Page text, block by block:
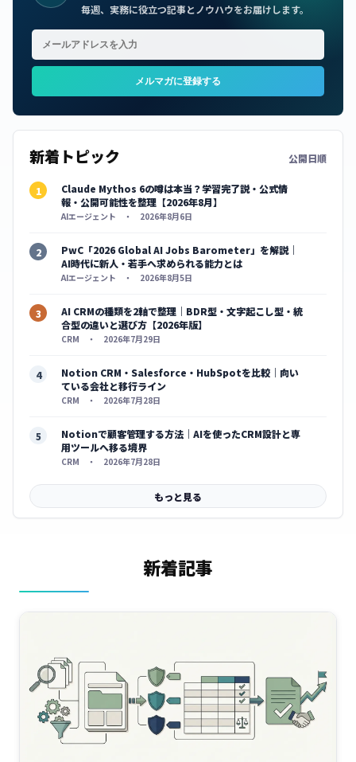
毎週、実務に役立つ記事とノウハウをお届けします。
メルマガに登録する
新着トピック 公開日順
Claude Mythos 6の噂は本当？学習完了説・公式情
報・公開可能性を整理【2026年8月】
AIエージェント ・ 2026年8月6日
PwC「2026 Global AI Jobs Barometer」を解説｜
AI時代に新人・若手へ求められる能力とは
AIエージェント ・ 2026年8月5日
AI CRMの種類を2軸で整理｜BDR型・文字起こし型・統
合型の違いと選び方【2026年版】
CRM ・ 2026年7月29日
Notion CRM・Salesforce・HubSpotを比較｜向い
ている会社と移行ライン
CRM ・ 2026年7月28日
Notionで顧客管理する方法｜AIを使ったCRM設計と専
用ツールへ移る境界
CRM ・ 2026年7月28日
もっと見る
新着記事